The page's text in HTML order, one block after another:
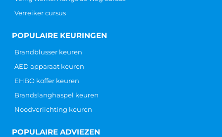
Verreiker cursus
POPULAIRE KEURINGEN
Brandblusser keuren
AED apparaat keuren
EHBO koffer keuren
Brandslanghaspel keuren
Noodverlichting keuren
POPULAIRE ADVIEZEN